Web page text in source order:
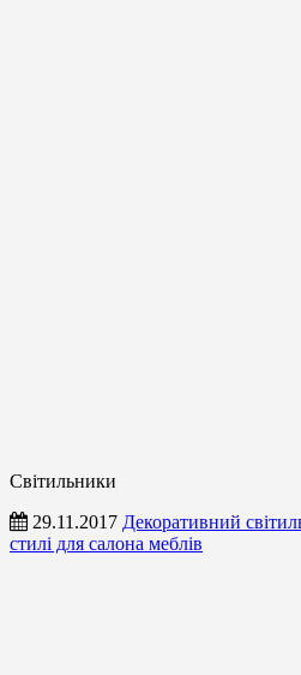
Світильники
29.11.2017 Декоративний
стилі для салона меблів